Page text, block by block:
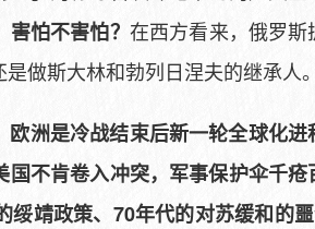
怕不害怕？ 在西方看来，俄罗
做斯大林和勃列日涅夫的继承人
洲是冷战结束后新一轮全球化
不肯卷入冲突，军事保护伞千疮
绥靖政策、70年代的对苏缓和的